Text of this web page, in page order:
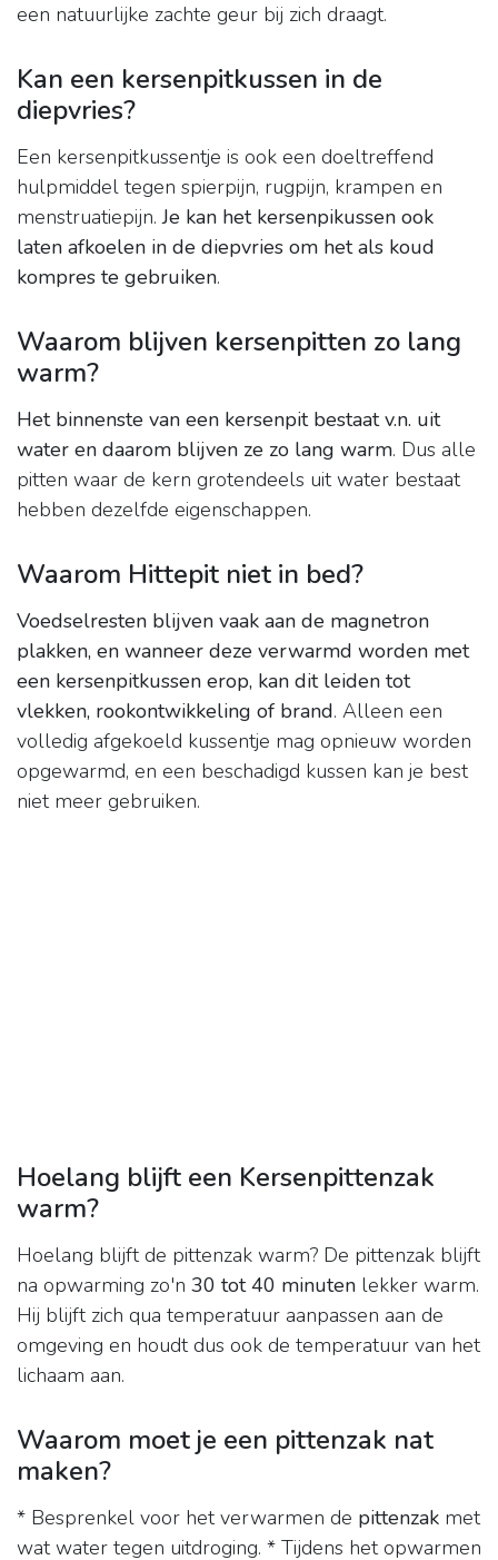
een natuurlijke zachte geur bij zich draagt.
Kan een kersenpitkussen in de
diepvries?
Een kersenpitkussentje is ook een doeltreffend
hulpmiddel tegen spierpijn, rugpijn, krampen en
menstruatiepijn.Je kan het kersenpikussen ook
laten afkoelen in de diepvries om het als koud
kompres te gebruiken.
Waarom blijven kersenpitten zo lang
warm?
Het binnenste van een kersenpit bestaat v.n. uit
water en daarom blijven ze zo lang warm. Dus alle
pitten waar de kern grotendeels uit water bestaat
hebben dezelfde eigenschappen.
Waarom Hittepit niet in bed?
Voedselresten blijven vaak aan de magnetron
plakken, en wanneer deze verwarmd worden met
een kersenpitkussen erop, kan dit leiden tot
vlekken, rookontwikkeling of brand. Alleen een
volledig afgekoeld kussentje mag opnieuw worden
opgewarmd, en een beschadigd kussen kan je best
niet meer gebruiken.
Hoelang blijft een Kersenpittenzak
warm?
Hoelang blijft de pittenzak warm? De pittenzak blijft
na opwarming zo'n 30 tot 40 minuten lekker warm.
Hij blijft zich qua temperatuur aanpassen aan de
omgeving en houdt dus ook de temperatuur van het
lichaam aan.
Waarom moet je een pittenzak nat
maken?
* Besprenkel voor het verwarmen de pittenzak met
wat water tegen uitdroging. * Tijdens het opwarmen